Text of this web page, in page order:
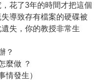
花了3年的時間才把這個
導致存有檔案的硬碟被
失，你的教授非常生
？
麼做 ？
情發生）